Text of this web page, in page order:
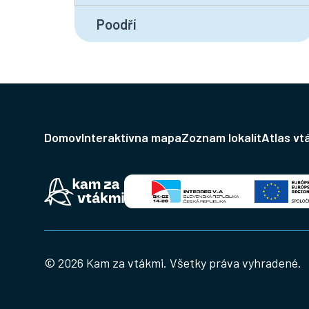
Poodří
DomovInteraktívna mapaZoznam lokalítAtlas
© 2026 Kam za vtákmi. Všetky práva vyhradené.